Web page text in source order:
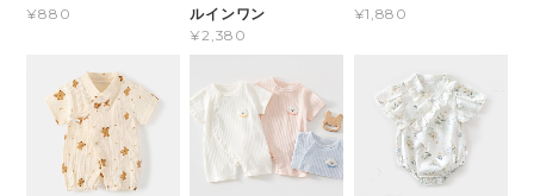
¥880
ルインワン
¥2,380
¥1,880